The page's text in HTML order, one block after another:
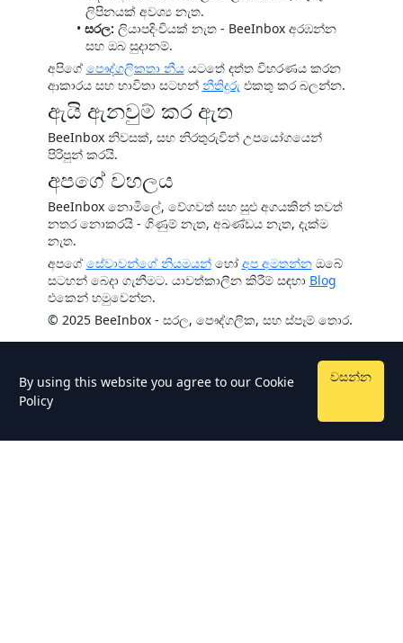
ලිපිනයක් අවශ්‍ය නැත.
සරල: ලියාපදිංචියක් නැත - BeeInbox අරඹන්න
සහ ඔබ සුදානම්.
අපිගේ පෞද්ගලිකතා නීයයටතේ දත්ත විහරණය කරන
ආකාරය සහ භාවිතා සටහන් නීතිදුරු එකතු කර බලන්න.
ඇයි ඇනවුම් කර ඇත
BeeInbox නිවසක්, සහ නිරතුරුවින් උපයෝගයෙන්
පිරිපුන් කරයි.
අපගේ වහලය
BeeInbox නොමිලේ, වේගවත් සහ සුළු අගයකින් තවත්
නතර නොකරයි - ගිණුම් නැත, අඛණ්ඩය නැත, දැක්ම
නැත.
අපගේ සේවාවන්ගේ නියමයන්හෝ අප අමතන්නඔබේ
සටහන් බෙදා ගැනීමට. යාවත්කාලීන කිරීම් සඳහා Blog
එකෙන් හමුවෙන්න.
© 2025 BeeInbox - සරල, පෞද්ගලික, සහ ස්පෑම් තොර.
By using this website you agree to our Cookie
Policy
වසන්න